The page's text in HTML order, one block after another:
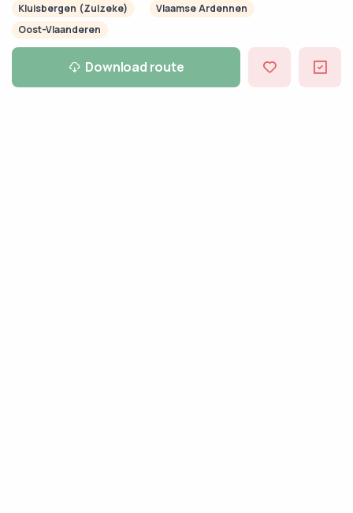
Kluisbergen (Zulzeke)
Vlaamse Ardennen
Oost-Vlaanderen
Download route